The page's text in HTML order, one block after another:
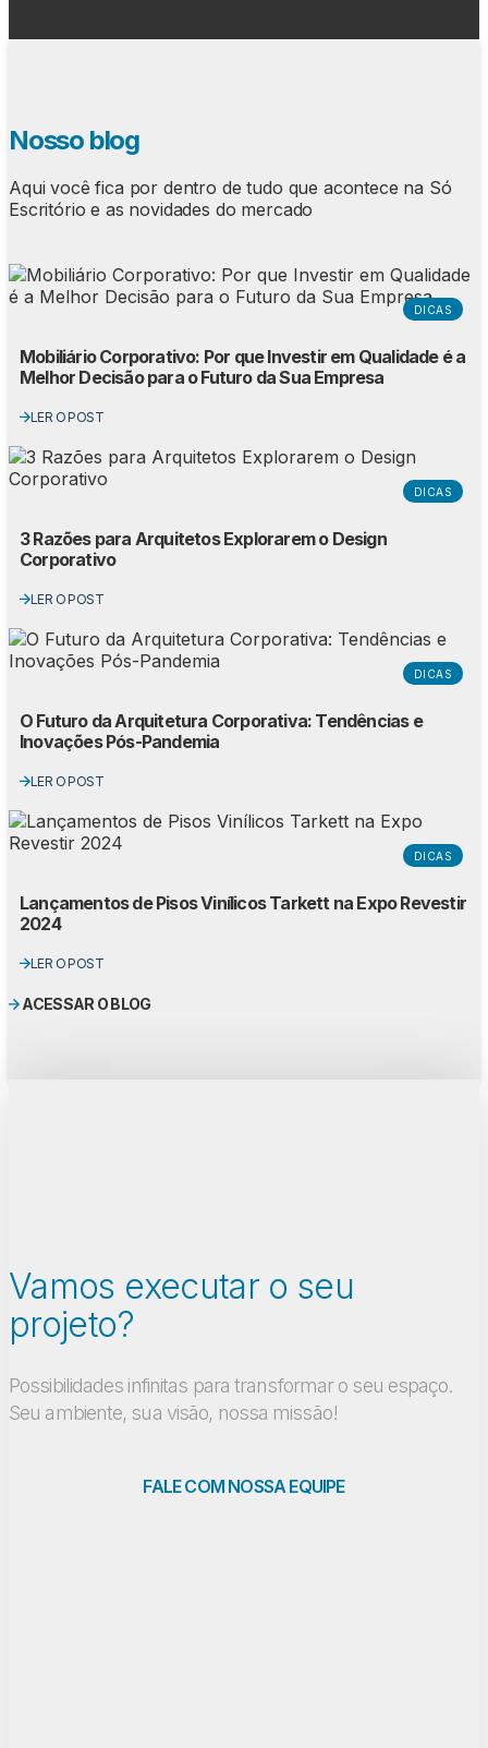
Nosso blog
Aqui você fica por dentro de tudo que acontece na Só
Escritório e as novidades do mercado
DICAS
Mobiliário Corporativo: Por que Investir em Qualidade é a
Melhor Decisão para o Futuro da Sua Empresa
LER O POST
DICAS
3 Razões para Arquitetos Explorarem o Design
Corporativo
LER O POST
DICAS
O Futuro da Arquitetura Corporativa: Tendências e
Inovações Pós-Pandemia
LER O POST
DICAS
Lançamentos de Pisos Vinílicos Tarkett na Expo Revestir
2024
LER O POST
ACESSAR O BLOG
Vamos executar o seu
projeto?
Possibilidades infinitas para transformar o seu espaço.
Seu ambiente, sua visão, nossa missão!
FALE COM NOSSA EQUIPE